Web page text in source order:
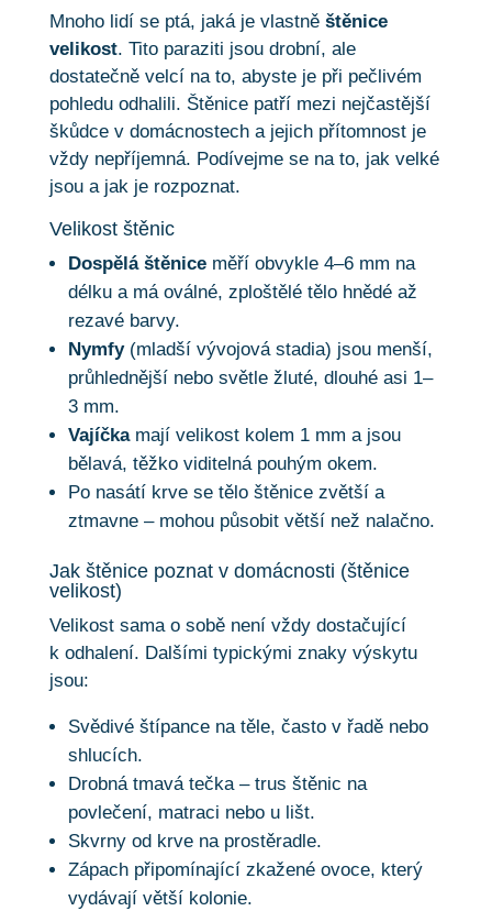
Mnoho lidí se ptá, jaká je vlastně štěnice
velikost. Tito paraziti jsou drobní, ale
dostatečně velcí na to, abyste je při pečlivém
pohledu odhalili. Štěnice patří mezi nejčastější
škůdce v domácnostech a jejich přítomnost je
vždy nepříjemná. Podívejme se na to, jak velké
jsou a jak je rozpoznat.
Velikost štěnic
Dospělá štěniceměří obvykle 4–6 mm na
délku a má oválné, zploštělé tělo hnědé až
rezavé barvy.
Nymfy(mladší vývojová stadia) jsou menší,
průhlednější nebo světle žluté, dlouhé asi 1–
3 mm.
Vajíčkamají velikost kolem 1 mm a jsou
bělavá, těžko viditelná pouhým okem.
Po nasátí krve se tělo štěnice zvětší a
ztmavne – mohou působit větší než nalačno.
Jak štěnice poznat v domácnosti (štěnice
velikost)
Velikost sama o sobě není vždy dostačující
k odhalení. Dalšími typickými znaky výskytu
jsou:
Svědivé štípance na těle, často v řadě nebo
shlucích.
Drobná tmavá tečka – trus štěnic na
povlečení, matraci nebo u lišt.
Skvrny od krve na prostěradle.
Zápach připomínající zkažené ovoce, který
vydávají větší kolonie.